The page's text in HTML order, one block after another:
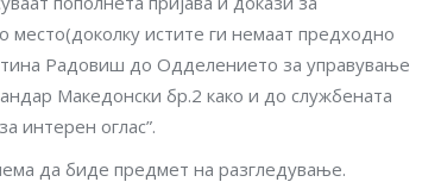
истите ги немаат предходно
Радовиш до Одделението за управување
Македонски бр.2 како и до службената
интерен оглас”.
да биде предмет на разгледување.